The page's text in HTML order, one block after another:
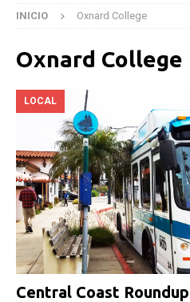
INICIO Oxnard College
Oxnard College
LOCAL
Central Coast Roundup